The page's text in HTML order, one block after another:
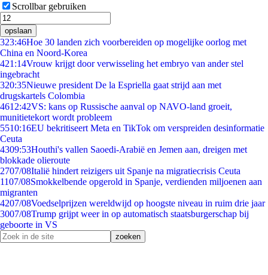
Scrollbar gebruiken
opslaan
323:46Hoe 30 landen zich voorbereiden op mogelijke oorlog met
China en Noord-Korea
421:14Vrouw krijgt door verwisseling het embryo van ander stel
ingebracht
320:35Nieuwe president De la Espriella gaat strijd aan met
drugskartels Colombia
4612:42VS: kans op Russische aanval op NAVO-land groeit,
munitietekort wordt probleem
5510:16EU bekritiseert Meta en TikTok om verspreiden desinformatie
Ceuta
4309:53Houthi's vallen Saoedi-Arabië en Jemen aan, dreigen met
blokkade olieroute
2707/08Italië hindert reizigers uit Spanje na migratiecrisis Ceuta
1107/08Smokkelbende opgerold in Spanje, verdienden miljoenen aan
migranten
4207/08Voedselprijzen wereldwijd op hoogste niveau in ruim drie jaar
3007/08Trump grijpt weer in op automatisch staatsburgerschap bij
geboorte in VS